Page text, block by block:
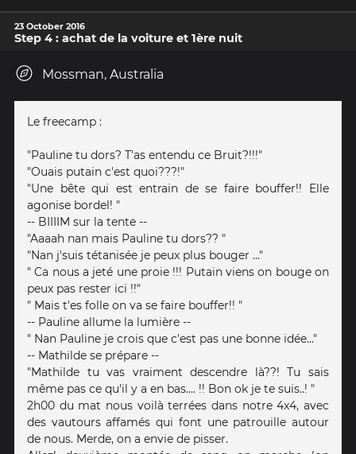
23 October 2016
Step 4 : achat de la voiture et 1ère nuit
Mossman, Australia
Le freecamp :
"Pauline tu dors? T'as entendu ce Bruit?!!!"
"Ouais putain c'est quoi???!"
"Une bête qui est entrain de se faire bouffer!! Elle
agonise bordel! "
-- BIIIIM sur la tente --
"Aaaah nan mais Pauline tu dors?? "
"Nan j'suis tétanisée je peux plus bouger ..."
" Ca nous a jeté une proie !!! Putain viens on bouge on
peux pas rester ici !!"
" Mais t'es folle on va se faire bouffer!! "
-- Pauline allume la lumière --
" Nan Pauline je crois que c'est pas une bonne idée..."
-- Mathilde se prépare --
"Mathilde tu vas vraiment descendre là??! Tu sais
même pas ce qu'il y a en bas.... !! Bon ok je te suis..! "
2h00 du mat nous voilà terrées dans notre 4x4, avec
des vautours affamés qui font une patrouille autour
de nous. Merde, on a envie de pisser.